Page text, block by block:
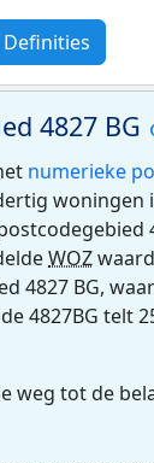
Definities
4827 BG
numerieke
woningen
WOZ
4827 BG,
4827BG telt
weg tot de